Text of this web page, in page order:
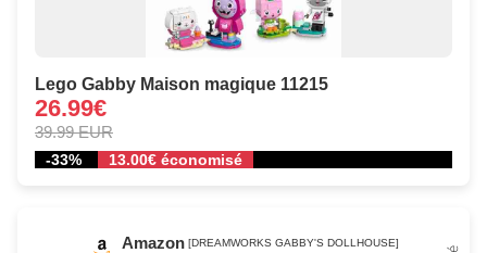
Lego Gabby Maison magique 11215
26.99€
39.99 EUR
-33% 13.00€ économisé
Amazon [DREAMWORKS GABBY'S DOLLHOUSE]